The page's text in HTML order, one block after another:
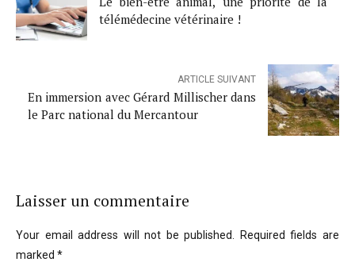
télémédecine vétérinaire !
ARTICLE SUIVANT
En immersion avec Gérard Millischer dans
le Parc national du Mercantour
Laisser un commentaire
Your email address will not be published. Required fields are
marked *